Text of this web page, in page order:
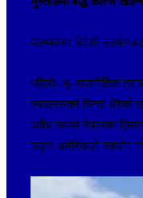
फल्याकमा विदेशी
पहिलोः भू–राजनीतिक
ल्याउनसक्ने चिन्ता धेरैको
अवैध रूपमा नेपालका
लड्न अमेरिकाले सहयोग